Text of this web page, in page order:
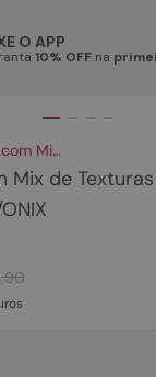
O APP
10% OFF na
Tênis Casual com Mix de Texturas - PRETO/BRANCO/ONIX
Mix de
,90